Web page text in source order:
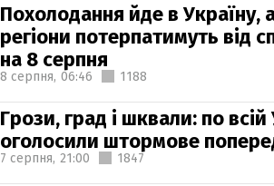
Похолодання йде в Україну,
регіони потерпатимуть від
на 8 серпня
8 серпня, 06:46 1188
Грози, град і шквали: по всій
оголосили штормове
7 серпня, 21:00 1847